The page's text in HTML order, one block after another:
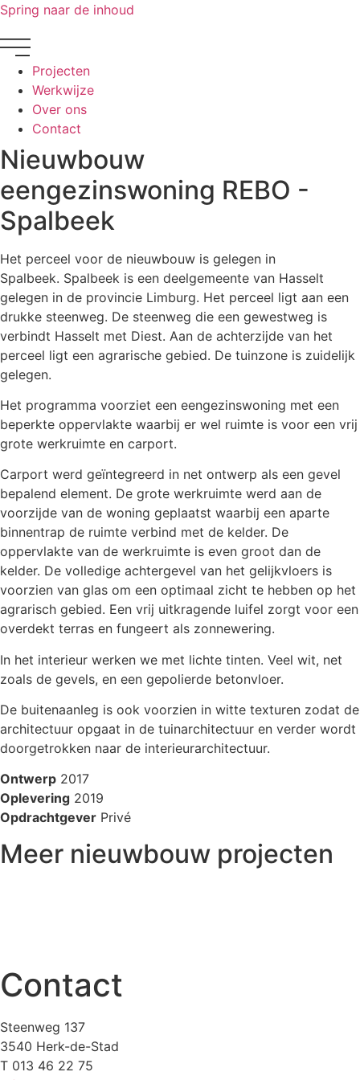
Spring naar de inhoud
Projecten
Werkwijze
Over ons
Contact
Nieuwbouw
eengezinswoning REBO -
Spalbeek
Het perceel voor de nieuwbouw is gelegen in
Spalbeek. Spalbeek is een deelgemeente van Hasselt
gelegen in de provincie Limburg. Het perceel ligt aan een
drukke steenweg. De steenweg die een gewestweg is
verbindt Hasselt met Diest. Aan de achterzijde van het
perceel ligt een agrarische gebied. De tuinzone is zuidelijk
gelegen.
Het programma voorziet een eengezinswoning met een
beperkte oppervlakte waarbij er wel ruimte is voor een vrij
grote werkruimte en carport.
Carport werd geïntegreerd in net ontwerp als een gevel
bepalend element. De grote werkruimte werd aan de
voorzijde van de woning geplaatst waarbij een aparte
binnentrap de ruimte verbind met de kelder. De
oppervlakte van de werkruimte is even groot dan de
kelder. De volledige achtergevel van het gelijkvloers is
voorzien van glas om een optimaal zicht te hebben op het
agrarisch gebied. Een vrij uitkragende luifel zorgt voor een
overdekt terras en fungeert als zonnewering.
In het interieur werken we met lichte tinten. Veel wit, net
zoals de gevels, en een gepolierde betonvloer.
De buitenaanleg is ook voorzien in witte texturen zodat de
architectuur opgaat in de tuinarchitectuur en verder wordt
doorgetrokken naar de interieurarchitectuur.
Ontwerp 2017
Oplevering 2019
Opdrachtgever Privé
Meer nieuwbouw projecten
Contact
Steenweg 137
3540 Herk-de-Stad
T 013 46 22 75